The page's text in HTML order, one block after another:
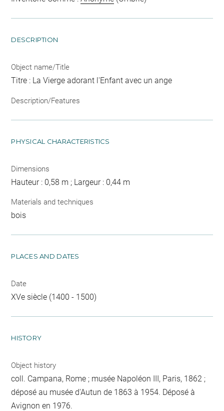
DESCRIPTION
Object name/Title
Titre : La Vierge adorant l'Enfant avec un ange
Description/Features
PHYSICAL CHARACTERISTICS
Dimensions
Hauteur : 0,58 m ; Largeur : 0,44 m
Materials and techniques
bois
PLACES AND DATES
Date
XVe siècle (1400 - 1500)
HISTORY
Object history
coll. Campana, Rome ; musée Napoléon III, Paris, 1862 ;
déposé au musée d'Autun de 1863 à 1954. Déposé à
Avignon en 1976.